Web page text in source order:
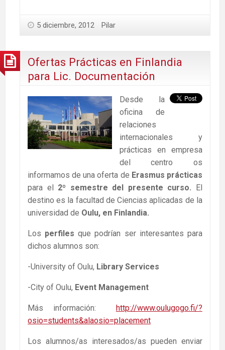
5 diciembre, 2012 Pilar
Ofertas Prácticas en Finlandia
para Lic. Documentación
Desde la
oficina de
relaciones
internacionales y
prácticas en empresa
del centro os
informamos de una oferta de Erasmus prácticas
para el 2º semestre del presente curso. El
destino es la facultad de Ciencias aplicadas de la
universidad de Oulu, en Finlandia.
Los perfiles que podrían ser interesantes para
dichos alumnos son:
-University of Oulu, Library Services
-City of Oulu, Event Management
Más información:
http://www.oulugogo.fi/?
osio=students&alaosio=placement
Los alumnos/as interesados/as pueden enviar